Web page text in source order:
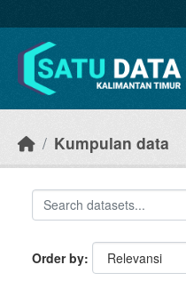
Kumpulan data
Order by